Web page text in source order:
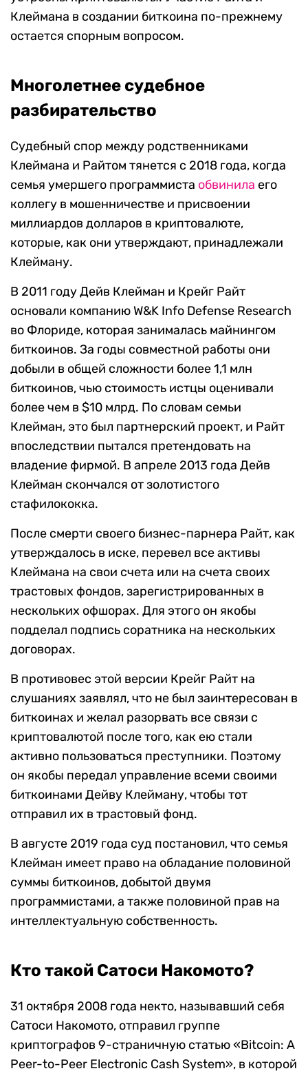
Клеймана в создании биткоина по-прежнему
остается спорным вопросом.
Многолетнее судебное
разбирательство
Судебный спор между родственниками
Клеймана и Райтом тянется с 2018 года, когда
семья умершего программиста обвинила его
коллегу в мошенничестве и присвоении
миллиардов долларов в криптовалюте,
которые, как они утверждают, принадлежали
Клейману.
В 2011 году Дейв Клейман и Крейг Райт
основали компанию W&K Info Defense Research
во Флориде, которая занималась майнингом
биткоинов. За годы совместной работы они
добыли в общей сложности более 1,1 млн
биткоинов, чью стоимость истцы оценивали
более чем в $10 млрд. По словам семьи
Клейман, это был партнерский проект, и Райт
впоследствии пытался претендовать на
владение фирмой. В апреле 2013 года Дейв
Клейман скончался от золотистого
стафилококка.
После смерти своего бизнес-парнера Райт, как
утверждалось в иске, перевел все активы
Клеймана на свои счета или на счета своих
трастовых фондов, зарегистрированных в
нескольких офшорах. Для этого он якобы
подделал подпись соратника на нескольких
договорах.
В противовес этой версии Крейг Райт на
слушаниях заявлял, что не был заинтересован в
биткоинах и желал разорвать все связи с
криптовалютой после того, как ею стали
активно пользоваться преступники. Поэтому
он якобы передал управление всеми своими
биткоинами Дейву Клейману, чтобы тот
отправил их в трастовый фонд.
В августе 2019 года суд постановил, что семья
Клейман имеет право на обладание половиной
суммы биткоинов, добытой двумя
программистами, а также половиной прав на
интеллектуальную собственность.
Кто такой Сатоси Накомото?
31 октября 2008 года некто, называвший себя
Сатоси Накомото, отправил группе
криптографов 9-страничную статью «Bitcoin: A
Peer-to-Peer Electronic Cash System», в которой